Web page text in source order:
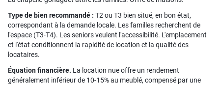
Type de bien recommandé : T2 ou T3 bien situé, en bon état,
correspondant à la demande locale. Les familles recherchent de
l'espace (T3-T4). Les seniors veulent l'accessibilité. L'emplacement
et l'état conditionnent la rapidité de location et la qualité des
locataires.
Équation financière. La location nue offre un rendement
généralement inférieur de 10-15% au meublé, compensé par une